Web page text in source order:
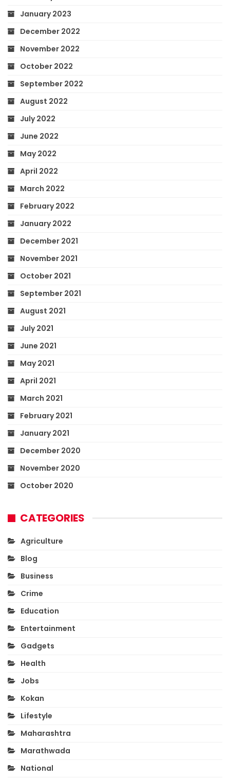
January 2023
December 2022
November 2022
October 2022
September 2022
August 2022
July 2022
June 2022
May 2022
April 2022
March 2022
February 2022
January 2022
December 2021
November 2021
October 2021
September 2021
August 2021
July 2021
June 2021
May 2021
April 2021
March 2021
February 2021
January 2021
December 2020
November 2020
October 2020
CATEGORIES
Agriculture
Blog
Business
Crime
Education
Entertainment
Gadgets
Health
Jobs
Kokan
Lifestyle
Maharashtra
Marathwada
National